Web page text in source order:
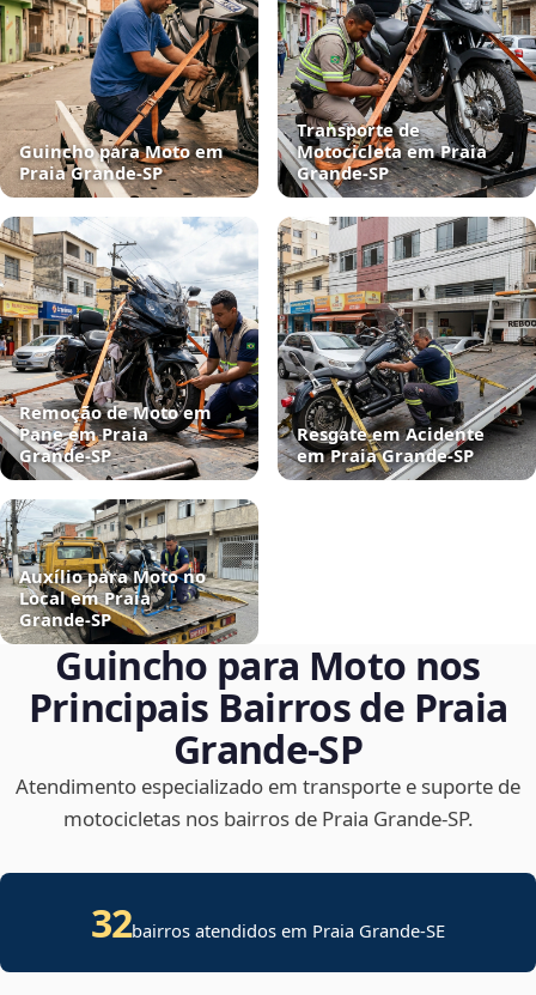
Guincho para Moto em
Praia Grande‑SP
Transporte de
Motocicleta em Praia
Grande‑SP
Remoção de Moto em
Pane em Praia
Grande‑SP
Resgate em Acidente
em Praia Grande‑SP
Auxílio para Moto no
Local em Praia
Grande‑SP
Guincho para Moto nos
Principais Bairros de Praia
Grande‑SP
Atendimento especializado em transporte e suporte de
motocicletas nos bairros de Praia Grande‑SP.
32bairros atendidos em Praia Grande-SE